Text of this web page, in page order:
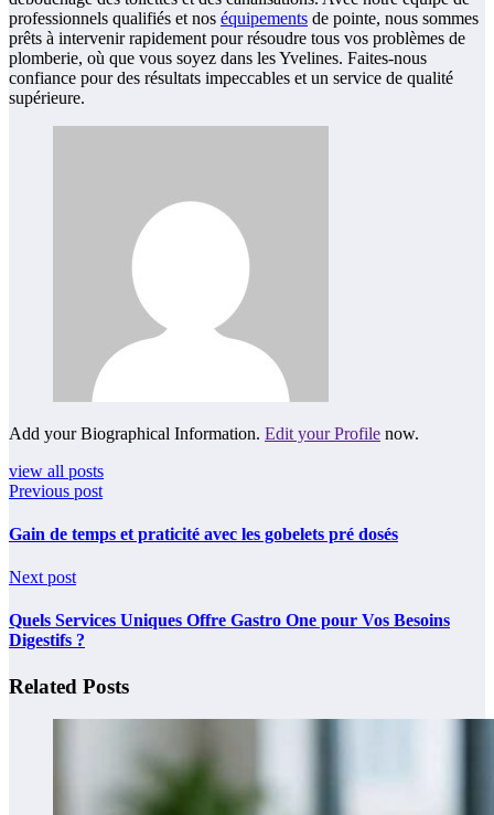
professionnels qualifiés et nos équipements de pointe, nous sommes
prêts à intervenir rapidement pour résoudre tous vos problèmes de
plomberie, où que vous soyez dans les Yvelines. Faites-nous
confiance pour des résultats impeccables et un service de qualité
supérieure.
Add your Biographical Information. Edit your Profile now.
view all posts
Previous post
Gain de temps et praticité avec les gobelets pré dosés
Next post
Quels Services Uniques Offre Gastro One pour Vos Besoins
Digestifs ?
Related Posts